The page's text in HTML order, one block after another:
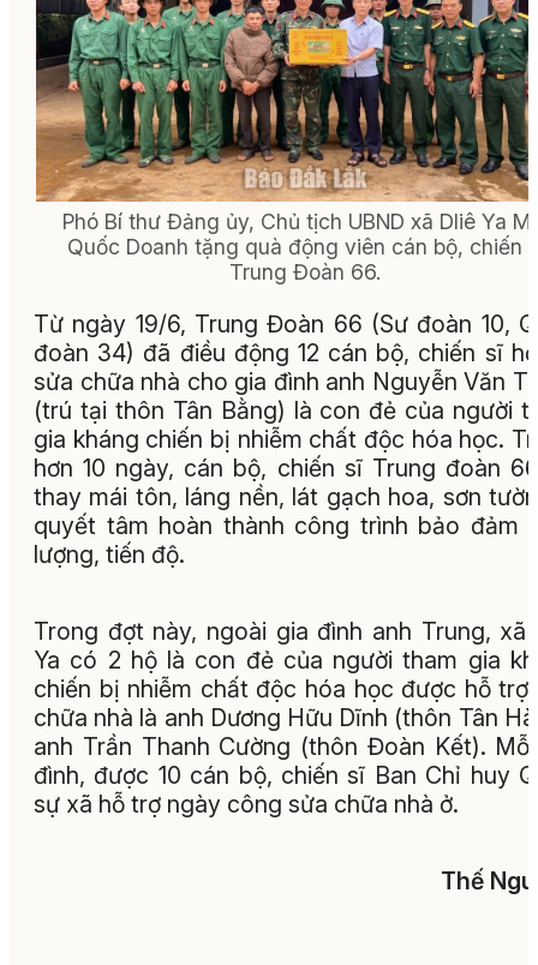
Phó Bí thư Đảng ủy, Chủ tịch UBND xã Dliê Ya
Quốc Doanh tặng quà động viên cán bộ, chiến
Trung Đoàn 66.
Từ ngày 19/6, Trung Đoàn 66 (Sư đoàn 10,
đoàn 34) đã điều động 12 cán bộ, chiến sĩ
sửa chữa nhà cho gia đình anh Nguyễn Văn
(trú tại thôn Tân Bằng) là con đẻ của người
gia kháng chiến bị nhiễm chất độc hóa học.
hơn 10 ngày, cán bộ, chiến sĩ Trung đoàn
thay mái tôn, láng nền, lát gạch hoa, sơn
quyết tâm hoàn thành công trình bảo đảm
lượng, tiến độ.
Trong đợt này, ngoài gia đình anh Trung, xã
Ya có 2 hộ là con đẻ của người tham gia
chiến bị nhiễm chất độc hóa học được hỗ trợ
chữa nhà là anh Dương Hữu Dĩnh (thôn Tân
anh Trần Thanh Cường (thôn Đoàn Kết).
đình, được 10 cán bộ, chiến sĩ Ban Chỉ huy
sự xã hỗ trợ ngày công sửa chữa nhà ở.
Thế